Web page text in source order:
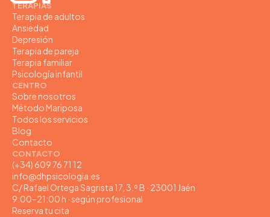
TERAPIAS
Terapia de adultos
Ansiedad
Depresión
Terapia de pareja
Terapia familiar
Psicología infantil
CENTRO
Sobre nosotros
Método Mariposa
Todos los servicios
Blog
Contacto
CONTACTO
(+34) 609 76 71 12
info@dhpsicologia.es
C/ Rafael Ortega Sagrista 17, 3.º B · 23001 Jaén
9:00–21:00 h · según profesional
Reserva tu cita